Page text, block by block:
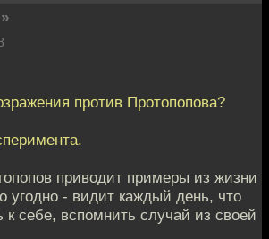
»
против Протопопова?
приводит примеры из жизни
угодно - видит каждый день, что
к себе, вспомнить случай из своей